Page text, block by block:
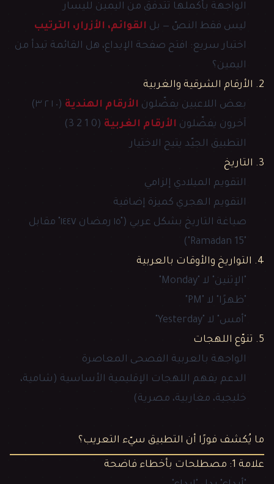
الواجهة بأكملها تتدفّق من اليمين لليسار
ليس فقط النصّ — بل القوائم، الأزرار، الترتيب
اختبار سريع: افتح صفحة الإيداع، هل القائمة تبدأ من
اليمين؟
2. الأرقام الشرقية والغربية
بعض اللاعبين يفضّلون الأرقام الهندية (٠ ١ ٢ ٣)
آخرون يفضّلون الأرقام الغربية (0 1 2 3)
التطبيق الجيّد يتيح الاختيار
3. التاريخ
التقويم الميلادي إلزامي
التقويم الهجري كميزة إضافية
صياغة التاريخ بشكل عربي ("١٥ رمضان ١٤٤٧" مقابل
4. التواريخ والأوقات بالعربية
"الإثنين" لا "Monday"
"ظهرًا" لا "PM"
"أمس" لا "Yesterday"
5. تنوّع اللهجات
الواجهة بالعربية الفصحى المعاصرة
الدعم يفهم اللهجات الإقليمية الأساسية (شامية،
خليجية، مغاربية، مصرية)
ما يُكشف فورًا أن التطبيق سيّء التعريب؟
علامة 1: مصطلحات بأخطاء فاضحة